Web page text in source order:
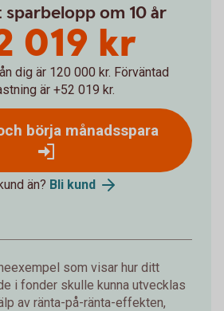
om 10 år
019 kr
dig är 120 000 kr. Förväntad
är +52 019 kr.
börja månadsspara
än? Bli kund
som visar hur ditt
i fonder skulle kunna utvecklas
av ränta-på-ränta-effekten,